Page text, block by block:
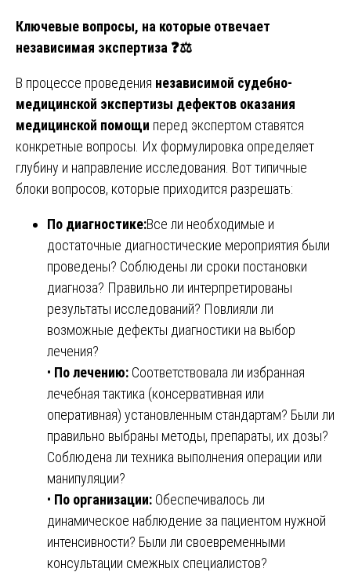
Ключевые вопросы, на которые отвечает
независимая экспертиза ❓⚖️
В процессе проведения независимой судебно-
медицинской экспертизы дефектов оказания
медицинской помощи перед экспертом ставятся
конкретные вопросы. Их формулировка определяет
глубину и направление исследования. Вот типичные
блоки вопросов, которые приходится разрешать:
По диагностике:Все ли необходимые и
достаточные диагностические мероприятия были
проведены? Соблюдены ли сроки постановки
диагноза? Правильно ли интерпретированы
результаты исследований? Повлияли ли
возможные дефекты диагностики на выбор
лечения?
• По лечению: Соответствовала ли избранная
лечебная тактика (консервативная или
оперативная) установленным стандартам? Были ли
правильно выбраны методы, препараты, их дозы?
Соблюдена ли техника выполнения операции или
манипуляции?
• По организации: Обеспечивалось ли
динамическое наблюдение за пациентом нужной
интенсивности? Были ли своевременными
консультации смежных специалистов?